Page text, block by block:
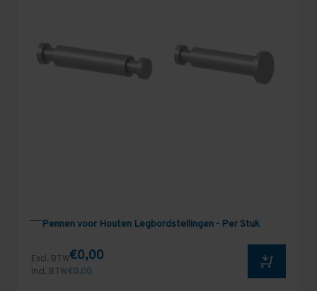
Pennen voor Houten Legbordstellingen - Per Stuk
Excl. BTW€0,00
Incl. BTW€0,00